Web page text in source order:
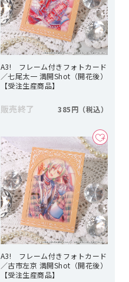
A3! フレーム付きフォトカード
／七尾太一 満開Shot（開花後）
【受注生産商品】
販売終了 385円
A3! フレーム付きフォトカード
／古市左京 満開Shot（開花後）
【受注生産商品】